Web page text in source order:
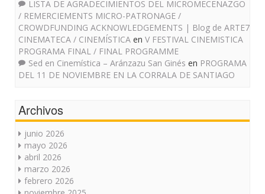
LISTA DE AGRADECIMIENTOS DEL MICROMECENAZGO
/ REMERCIEMENTS MICRO-PATRONAGE /
CROWDFUNDING ACKNOWLEDGEMENTS | Blog de ARTE7
CINEMATECA / CINEMÍSTICA en V FESTIVAL CINEMISTICA
PROGRAMA FINAL / FINAL PROGRAMME
Sed en Cinemística – Aránzazu San Ginés en PROGRAMA
DEL 11 DE NOVIEMBRE EN LA CORRALA DE SANTIAGO
Archivos
junio 2026
mayo 2026
abril 2026
marzo 2026
febrero 2026